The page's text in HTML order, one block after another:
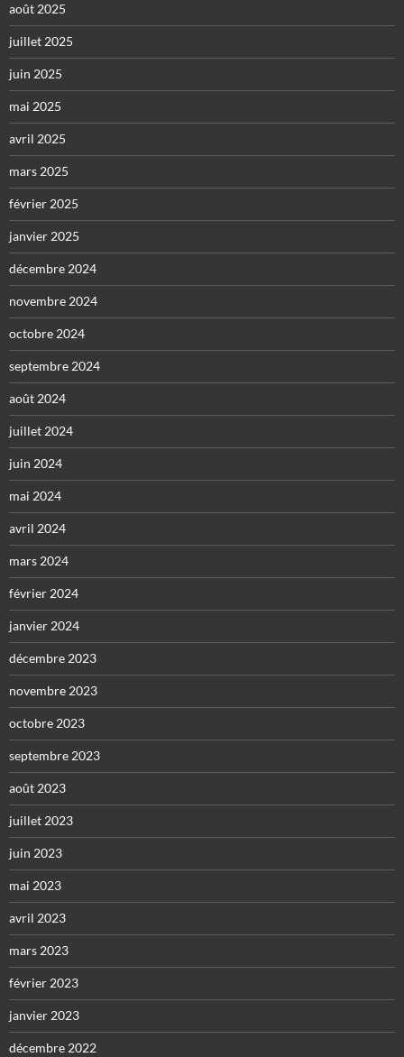
août 2025
juillet 2025
juin 2025
mai 2025
avril 2025
mars 2025
février 2025
janvier 2025
décembre 2024
novembre 2024
octobre 2024
septembre 2024
août 2024
juillet 2024
juin 2024
mai 2024
avril 2024
mars 2024
février 2024
janvier 2024
décembre 2023
novembre 2023
octobre 2023
septembre 2023
août 2023
juillet 2023
juin 2023
mai 2023
avril 2023
mars 2023
février 2023
janvier 2023
décembre 2022